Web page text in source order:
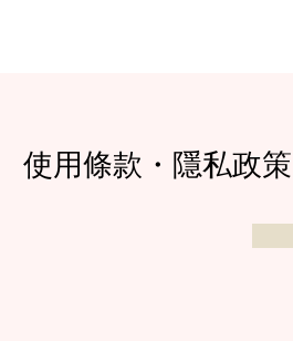
使用條款・隱私政策